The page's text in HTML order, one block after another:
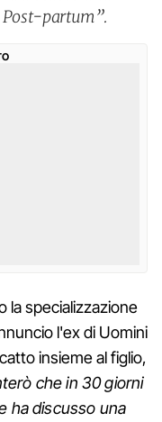
Post-partum”.
la specializzazione
l'ex di Uomini
insieme al figlio,
che in 30 giorni
ha discusso una